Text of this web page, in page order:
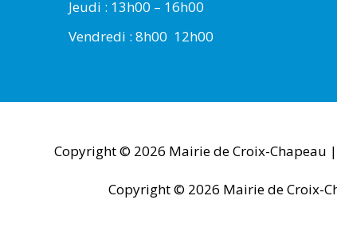
Jeudi : 13h00 – 16h00
Vendredi : 8h00  12h00
Copyright © 2026 Mairie de Croix-Chapeau
Copyright © 2026 Mairie de Croix-